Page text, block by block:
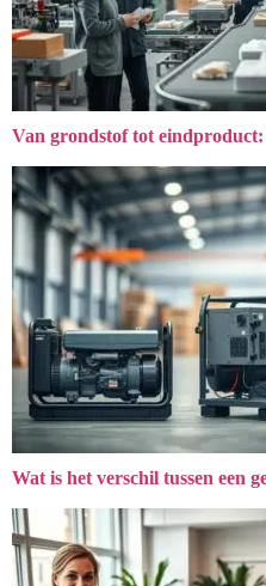
Van grondstof tot
Wat is het verschil tussen een